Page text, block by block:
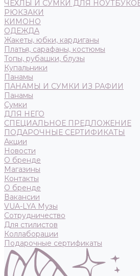
ЧЕХЛЫ И СУМКИ ДЛЯ
РЮКЗАКИ
КИМОНО
ОДЕЖДА
Жакеты, юбки, кардиганы
Платья, сарафаны, костюмы
Топы, рубашки, блузы
Купальники
Панамы
ПАНАМЫ И СУМКИ ИЗ РАФИИ
Панамы
Сумки
ДЛЯ НЕГО
СПЕЦИАЛЬНОЕ ПРЕДЛОЖЕНИЕ
ПОДАРОЧНЫЕ СЕРТИФИКАТЫ
Акции
Новости
О бренде
Магазины
Контакты
О бренде
Вакансии
VUA-LYA Музы
Сотрудничество
Для стилистов
Коллаборации
Подарочные сертификаты